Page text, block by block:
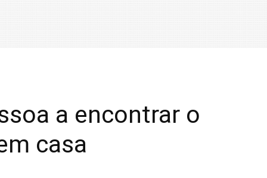
a encontrar o
casa